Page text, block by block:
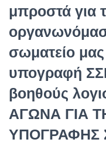
μπροστά για
σωματείο μας
υπογραφή
βοηθούς
ΑΓΩΝΑ ΓΙΑ
ΥΠΟΓΡΑΦΗΣ